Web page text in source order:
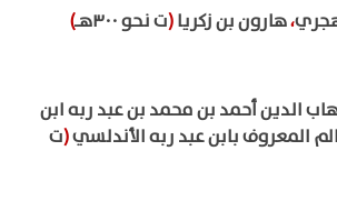
،هارون بن زكريا(ت نحو ٣٠٠هـ
)
الدين أحمد بن محمد بن عبد ربه ابن
المعروف بابن عبد ربه الأندلسي(ت